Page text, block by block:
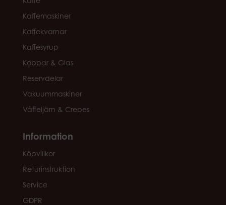
Kaffemaskiner
Kaffekvarnar
Kaffesyrup
Koppar & Glas
Reservdelar
Vakuummaskiner
Våffeljärn & Crepes
Information
Köpvillkor
Returinstruktion
Service
GDPR